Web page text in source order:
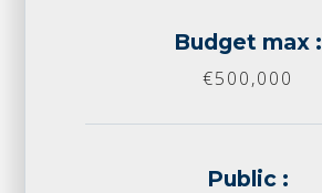
Budget max :
€500,000
Public :